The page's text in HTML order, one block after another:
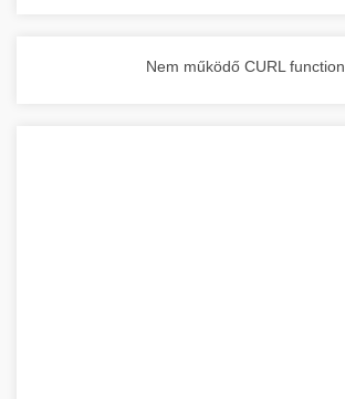
Nem működő CURL function.